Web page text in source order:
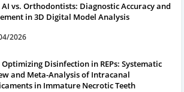
AI vs. Orthodontists: Diagnostic Accuracy and
in 3D Digital Model Analysis
2026
Optimizing Disinfection in REPs: Systematic
and Meta-Analysis of Intracanal
in Immature Necrotic Teeth